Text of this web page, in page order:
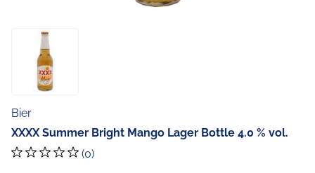
Bier
XXXX Summer Bright Mango Lager Bottle 4.0 % vol.
(0)